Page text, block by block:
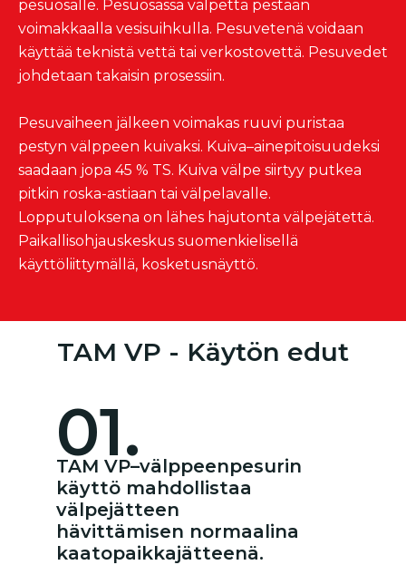
pesuosalle. Pesuosassa välpettä pestään
voimakkaalla vesisuihkulla. Pesuvetenä voidaan
käyttää teknistä vettä tai verkostovettä. Pesuvedet
johdetaan takaisin prosessiin.
Pesuvaiheen jälkeen voimakas ruuvi puristaa
pestyn välppeen kuivaksi. Kuiva–ainepitoisuudeksi
saadaan jopa 45 % TS. Kuiva välpe siirtyy putkea
pitkin roska-astiaan tai välpelavalle.
Lopputuloksena on lähes hajutonta välpejätettä.
Paikallisohjauskeskus suomenkielisellä
käyttöliittymällä, kosketusnäyttö.
TAM VP - Käytön edut
01.
TAM VP–välppeenpesurin
käyttö mahdollistaa
välpejätteen
hävittämisen normaalina
kaatopaikkajätteenä.